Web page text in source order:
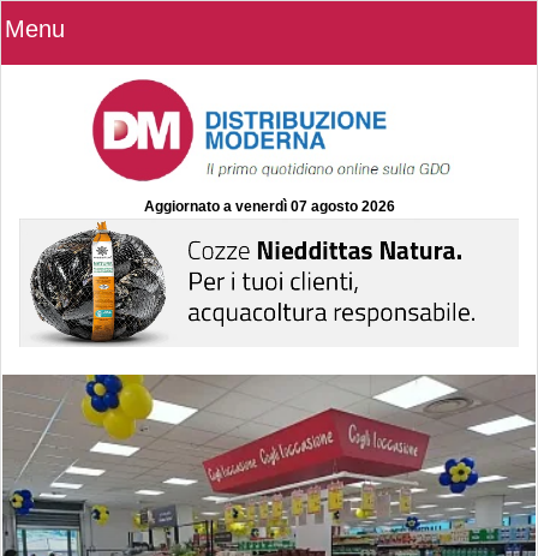
Menu
Aggiornato a venerdì 07 agosto 2026